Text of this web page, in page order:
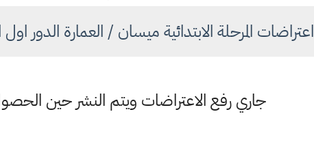
اعتراضات المرحلة الابتدائية ميسان / العمارة الدور اول
جاري رفع الاعتراضات ويتم النشر حين